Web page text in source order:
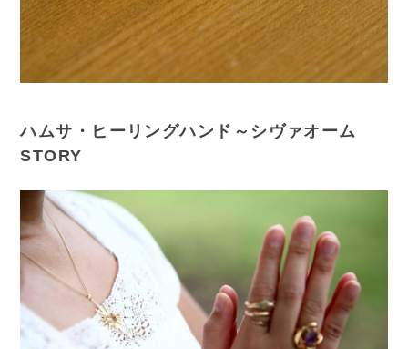
ハムサ・ヒーリングハンド～シヴァオーム
STORY